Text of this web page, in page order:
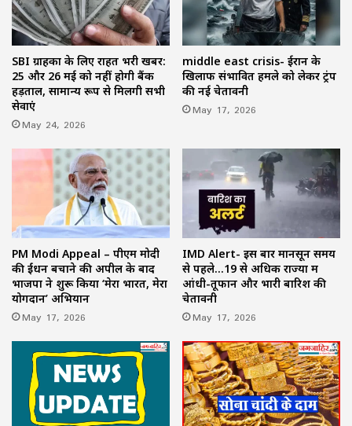
SBI ग्राहकों के लिए राहत भरी खबर:
25 और 26 मई को नहीं होगी बैंक
हड़ताल, सामान्य रूप से मिलेंगी सभी
सेवाएं
May 24, 2026
middle east crisis- ईरान के
खिलाफ संभावित हमले को लेकर ट्रंप
की नई चेतावनी
May 17, 2026
PM Modi Appeal – पीएम मोदी
की ईंधन बचाने की अपील के बाद
भाजपा ने शुरू किया ‘मेरा भारत, मेरा
योगदान’ अभियान
May 17, 2026
IMD Alert- इस बार मानसून समय
से पहले…19 से अधिक राज्यों में
आंधी-तूफान और भारी बारिश की
चेतावनी
May 17, 2026